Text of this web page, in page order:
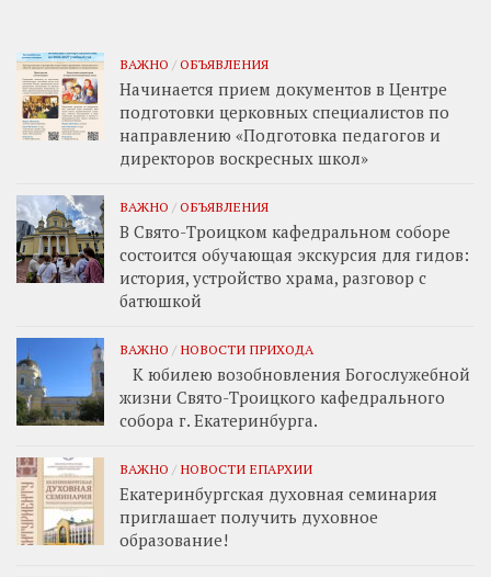
ВАЖНО / ОБЪЯВЛЕНИЯ
Начинается прием документов в Центре
подготовки церковных специалистов по
направлению «Подготовка педагогов и
директоров воскресных школ»
ВАЖНО / ОБЪЯВЛЕНИЯ
В Свято-Троицком кафедральном соборе
состоится обучающая экскурсия для гидов:
история, устройство храма, разговор с
батюшкой
ВАЖНО / НОВОСТИ ПРИХОДА
К юбилею возобновления Богослужебной
жизни Свято-Троицкого кафедрального
собора г. Екатеринбурга.
ВАЖНО / НОВОСТИ ЕПАРХИИ
Екатеринбургская духовная семинария
приглашает получить духовное
образование!